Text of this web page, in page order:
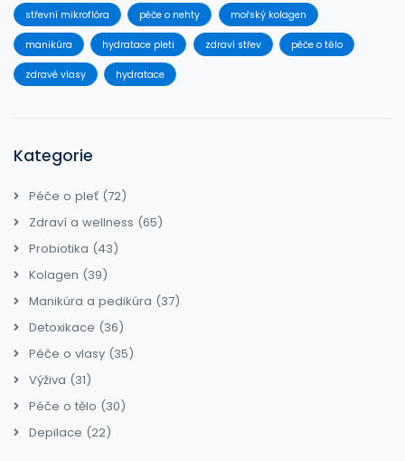
střevní mikroflóra péče o nehty mořský kolagen
manikúra hydratace pleti zdraví střev péče o tělo
zdravé vlasy hydratace
Kategorie
Péče o pleť (72)
Zdraví a wellness (65)
Probiotika (43)
Kolagen (39)
Manikúra a pedikúra (37)
Detoxikace (36)
Péče o vlasy (35)
Výživa (31)
Péče o tělo (30)
Depilace (22)